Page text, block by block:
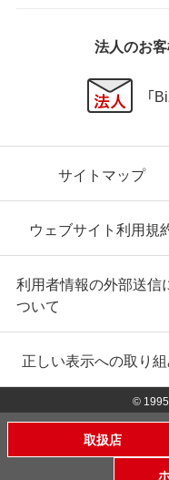
法人のお
「
サイトマップ
ウェブサイト利用規
利用者情報の外部送信
ついて
正しい表示への取り
©
取扱店